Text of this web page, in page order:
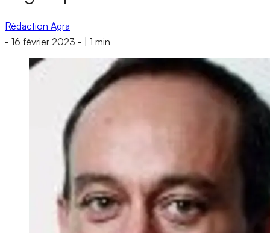
Rédaction Agra
- 16 février 2023 - 1 min